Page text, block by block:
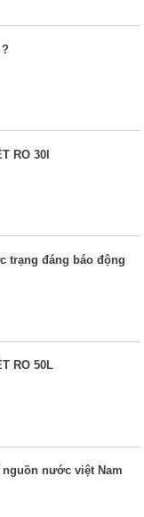
RO 30l
trạng đáng báo động
RO 50L
nước việt Nam